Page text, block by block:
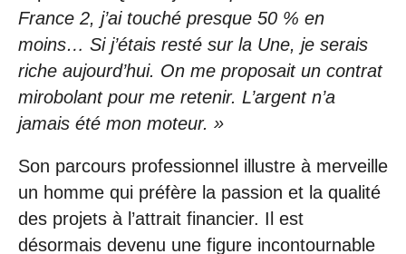
France 2, j’ai touché presque 50 % en
moins… Si j’étais resté sur la Une, je serais
riche aujourd’hui. On me proposait un contrat
mirobolant pour me retenir. L’argent n’a
jamais été mon moteur. »
Son parcours professionnel illustre à merveille
un homme qui préfère la passion et la qualité
des projets à l’attrait financier. Il est
désormais devenu une figure incontournable